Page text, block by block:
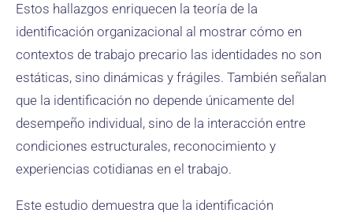
Estos hallazgos enriquecen la teoría de la
identificación organizacional al mostrar cómo en
contextos de trabajo precario las identidades no son
estáticas, sino dinámicas y frágiles. También señalan
que la identificación no depende únicamente del
desempeño individual, sino de la interacción entre
condiciones estructurales, reconocimiento y
experiencias cotidianas en el trabajo.
Este estudio demuestra que la identificación